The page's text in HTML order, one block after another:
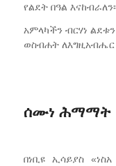
የልደት በዓል
አምላካችን ብርሃነ
ወስብሐት ለእግዚአብሔር
ሰሙነ ሕማማት
በነቢዩ ኢሳይያስ